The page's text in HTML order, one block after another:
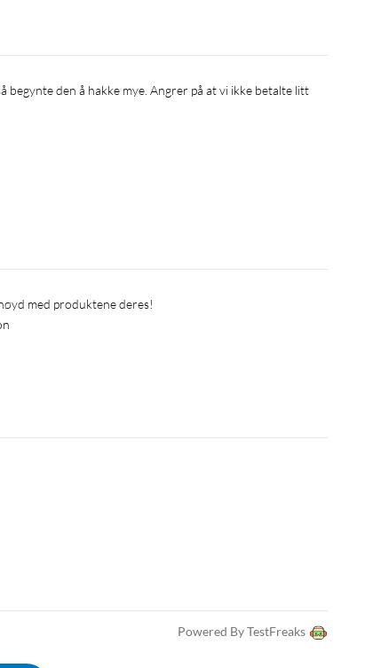
med produktene deres!
Powered By TestFreaks